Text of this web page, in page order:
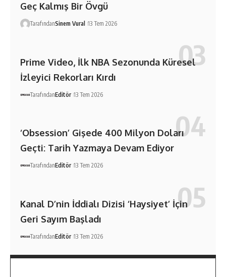
Geç Kalmış Bir Övgü
TarafındanSinem Vural 13 Tem 2026
Prime Video, İlk NBA Sezonunda Küresel
İzleyici Rekorları Kırdı
TarafındanEditör 13 Tem 2026
‘Obsession’ Gişede 400 Milyon Doları
Geçti: Tarih Yazmaya Devam Ediyor
TarafındanEditör 13 Tem 2026
Kanal D’nin İddialı Dizisi ‘Haysiyet’ İçin
Geri Sayım Başladı
TarafındanEditör 13 Tem 2026